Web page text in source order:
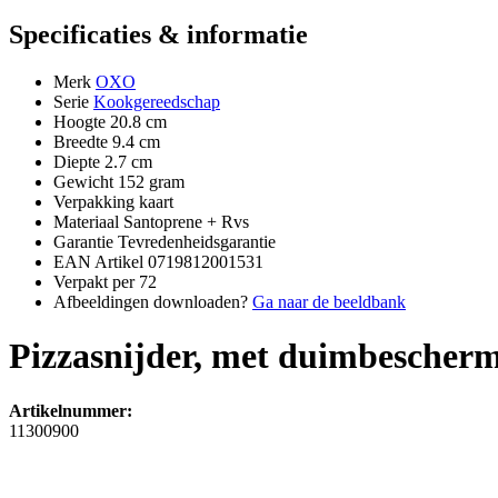
Specificaties & informatie
Merk OXO
Serie Kookgereedschap
Hoogte 20.8 cm
Breedte 9.4 cm
Diepte 2.7 cm
Gewicht 152 gram
Verpakking kaart
Materiaal Santoprene + Rvs
Garantie Tevredenheidsgarantie
EAN Artikel 0719812001531
Verpakt per 72
Afbeeldingen downloaden? Ga naar de beeldbank
Pizzasnijder, met
Artikelnummer:
11300900